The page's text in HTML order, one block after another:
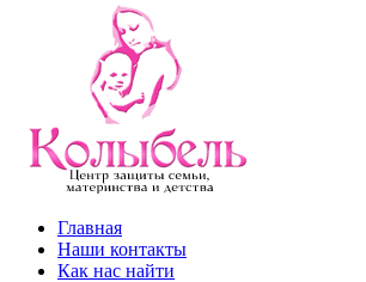
kolibel-vl.ru
Центр защиты семьи, материнства и детства
Главная
Наши контакты
Как нас найти